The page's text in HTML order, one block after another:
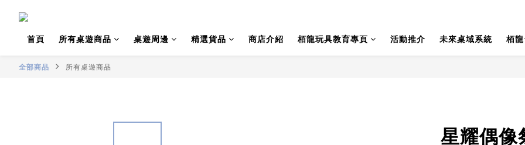
首頁 所有桌遊商品 桌遊周邊 精選貨品 商店介紹 栢龍玩具教育專頁 活動推介 未來桌域系統 栢
全部商品 所有桌遊商品
星耀偶